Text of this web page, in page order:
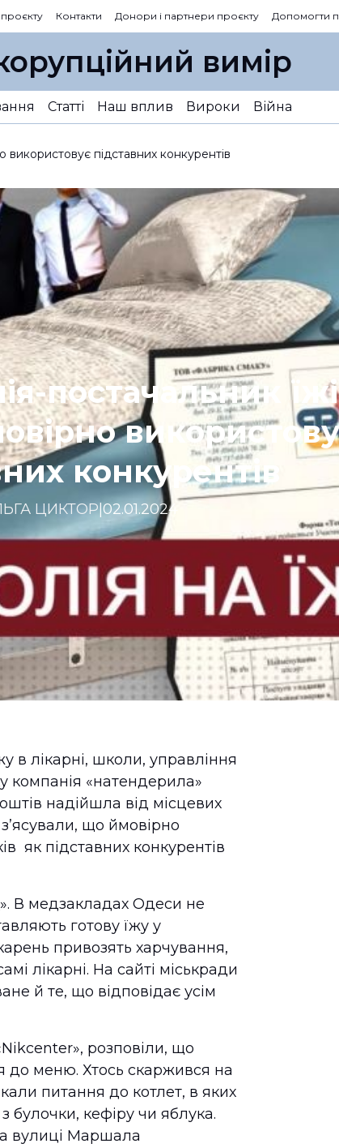
Контакти Донори і партнери проєкту Допомогти
вимір
Статті Наш вплив Вироки Війна
використовує підставних конкурентів
постачальник
конкурентів
ЦИКТОР|02.01.2024
в лікарні, школи, управління
компанія «натендерила»
надійшла від місцевих
що ймовірно
як підставних конкурентів
». В медзакладах Одеси не
готову їжу у
привозять харчування,
лікарні. На сайті міськради
й те, що відповідає усім
розповіли, що
до меню. Хтось скаржився на
питання до котлет, в яких
булочки, кефіру чи яблука.
вулиці Маршала